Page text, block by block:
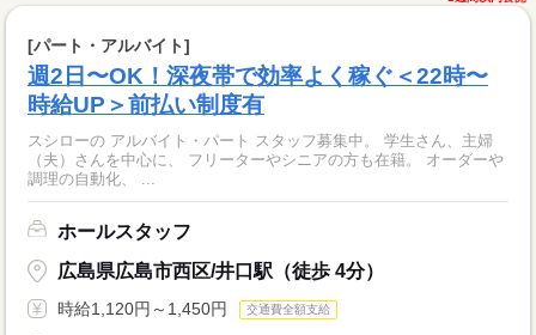
[パート・アルバイト]
週2日〜OK！深夜帯で効率よく稼ぐ＜22時〜
時給UP＞前払い制度有
スシローの アルバイト・パート スタッフ募集中。 学生さん、主婦
（夫）さんを中心に、 フリーターやシニアの方も在籍。 オーダーや
調理の自動化、 ...
ホールスタッフ
広島県広島市西区/井口駅（徒歩 4分）
時給1,120円～1,450円 交通費全額支給